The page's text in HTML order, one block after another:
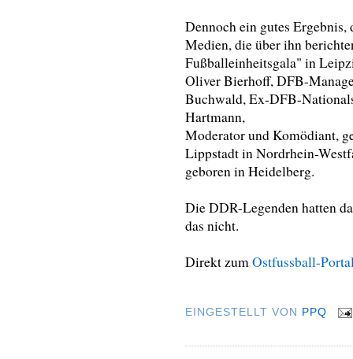
Dennoch ein gutes
Medien, die über ihn
Fußballeinheitsgala" in
Oliver Bierhoff, DFB-
Buchwald, Ex-DFB-
Hartmann,
Moderator und Komödiant,
Lippstadt in Nordrhein-
geboren in Heidelberg.
Die DDR-Legenden hatten
das nicht.
Direkt zum Ostfussball-
EINGESTELLT VON PPQ